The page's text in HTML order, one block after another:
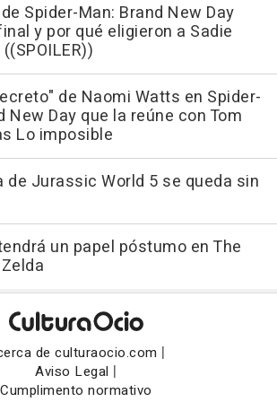
Spider-Man: Brand New Day
y por qué eligieron a Sadie
de Naomi Watts en Spider-
New Day que la reúne con Tom
Lo imposible
de Jurassic World 5 se queda sin
un papel póstumo en The
de culturaocio.com |
Aviso Legal |
Cumplimento normativo